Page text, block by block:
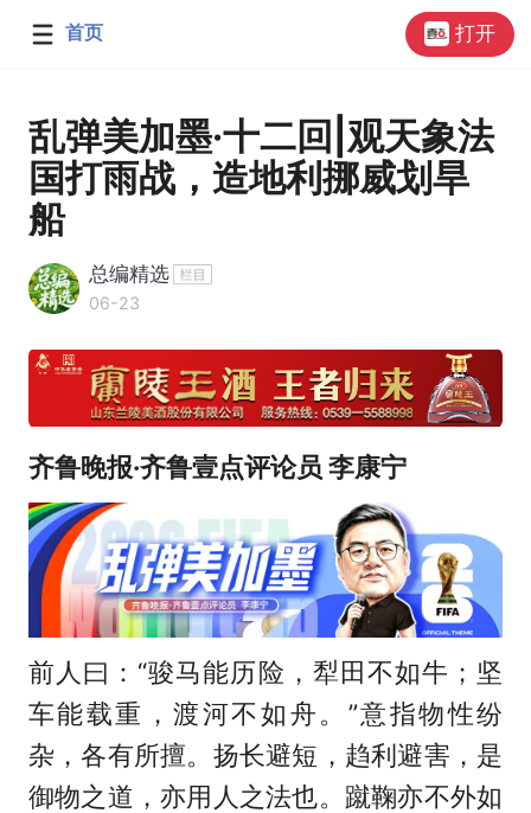
首页 打开
乱弹美加墨·十二回|观天象法
国打雨战，造地利挪威划旱
船
总编精选
06-23
齐鲁晚报·齐鲁壹点评论员 李康宁
前人曰：“骏马能历险，犁田不如牛；坚
车能载重，渡河不如舟。”意指物性纷
杂，各有所擅。扬长避短，趋利避害，是
御物之道，亦用人之法也。蹴鞠亦不外如